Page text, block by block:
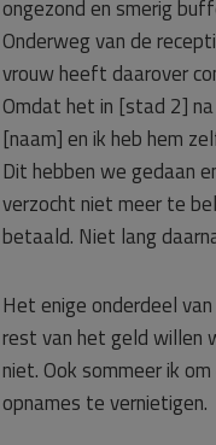
ongezond en smerig
Onderweg van de
vrouw heeft daarover
Omdat het in [stad 2]
[naam] en ik heb hem
Dit hebben we gedaan
verzocht niet meer te
betaald. Niet lang
Het enige onderdeel
rest van het geld willen
niet. Ook sommeer ik
opnames te vernietigen.